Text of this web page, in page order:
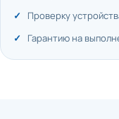
Проверку
Гарантию на